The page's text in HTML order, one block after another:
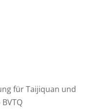
für Taijiquan und